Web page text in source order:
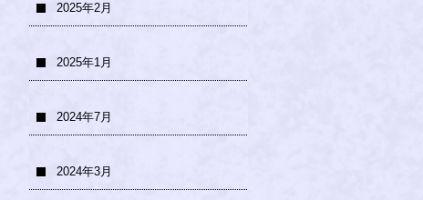
2025年2月
2025年1月
2024年7月
2024年3月